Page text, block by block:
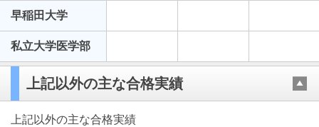
早稲田大学
私立大学医学部
上記以外の主な合格実績
上記以外の主な合格実績